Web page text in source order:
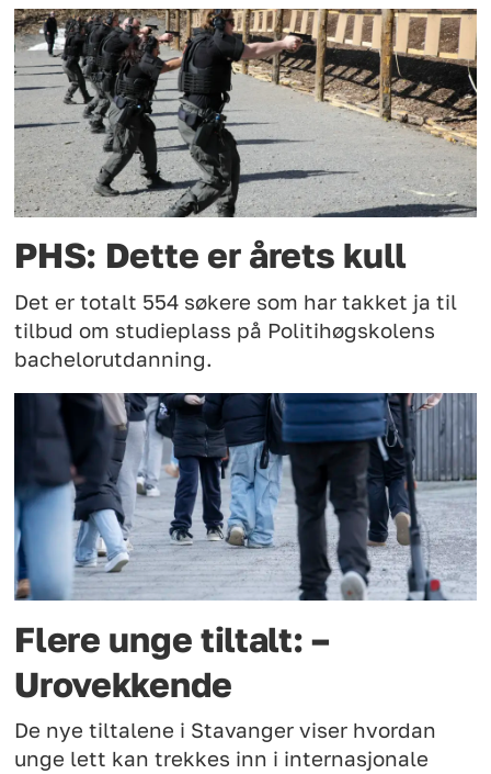
PHS: Dette er årets kull
Det er totalt 554 søkere som har takket ja til
tilbud om studieplass på Politihøgskolens
bachelorutdanning.
Flere unge tiltalt: –
Urovekkende
De nye tiltalene i Stavanger viser hvordan
unge lett kan trekkes inn i internasjonale